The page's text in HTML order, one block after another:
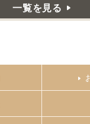
一覧を見る